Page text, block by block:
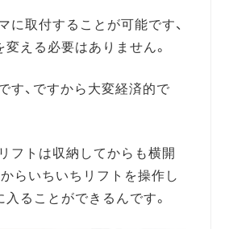
取付することが可能です、
える必要はありません。
、ですから大変経済的で
トは収納してからも横開
からいちいちリフトを操作し
ることができるんです。